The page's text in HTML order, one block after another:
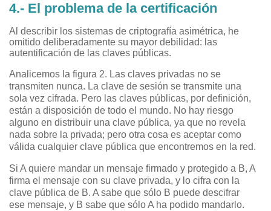
4.- El problema de la certificación
Al describir los sistemas de criptografía asimétrica, he
omitido deliberadamente su mayor debilidad: las
autentificación de las claves públicas.
Analicemos la figura 2. Las claves privadas no se
transmiten nunca. La clave de sesión se transmite una
sola vez cifrada. Pero las claves públicas, por definición,
están a disposición de todo el mundo. No hay riesgo
alguno en distribuir una clave pública, ya que no revela
nada sobre la privada; pero otra cosa es aceptar como
válida cualquier clave pública que encontremos en la red.
Si A quiere mandar un mensaje firmado y protegido a B, A
firma el mensaje con su clave privada, y lo cifra con la
clave pública de B. A sabe que sólo B puede descifrar
ese mensaje, y B sabe que sólo A ha podido mandarlo.